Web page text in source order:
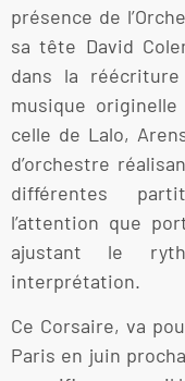
présence de
sa tête David
dans la
musique
celle de Lalo,
d’orchestre
différentes
l’attention que
ajustant le
interprétation.
Ce Corsaire, va
Paris en juin